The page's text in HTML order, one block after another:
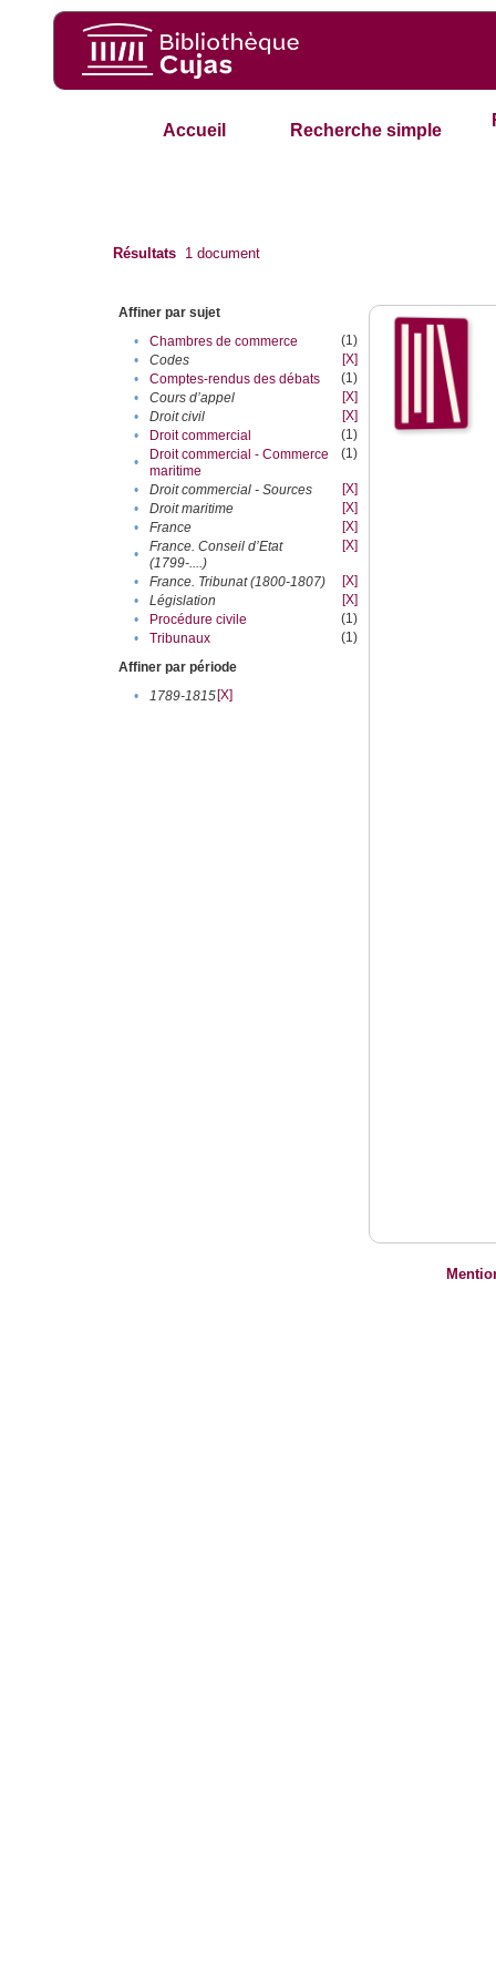
Accueil Recherche simple
Résultats 1 document
Affiner par sujet
•
Chambres de commerce
(1)
•
Codes
[X]
•
Comptes-rendus des débats
(1)
•
Cours d’appel
[X]
•
Droit civil
[X]
•
Droit commercial
(1)
•
Droit commercial - Commerce
maritime
(1)
• Droit commercial - Sources
[X]
•
Droit maritime
[X]
•
France
[X]
•
France. Conseil d’Etat
(1799-....)
[X]
• France. Tribunat (1800-1807)
[X]
•
Législation
[X]
•
Procédure civile
(1)
•
Tribunaux
(1)
Affiner par période
•
1789-1815[X]